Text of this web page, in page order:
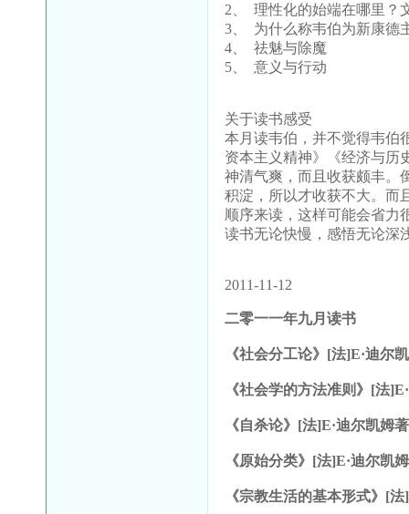
2、理性化的始端在哪里？
3、 为什么称韦伯为新康德
4、祛魅与除魔
5、意义与行动
关于读书感受
本月读韦伯，并不觉得韦伯
资本主义精神》《经济与历
神清气爽，而且收获颇丰。
积淀，所以才收获不大。而
顺序来读，这样可能会省力
读书无论快慢，感悟无论深
2011-11-12
二零一一年九月读书
《社会分工论》 [法]E·迪尔
《社会学的方法准则》 [法]E
《自杀论》 [法]E·迪尔凯姆著
《原始分类》 [法]E·迪尔凯
《宗教生活的基本形式》 [法